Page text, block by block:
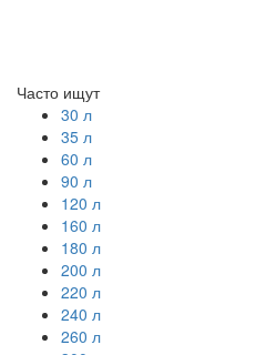
Часто ищут
30 л
35 л
60 л
90 л
120 л
160 л
180 л
200 л
220 л
240 л
260 л